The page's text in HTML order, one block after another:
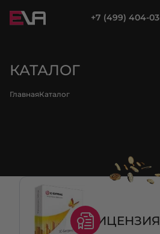
+7 (499) 404-
КАТАЛОГ
ГлавнаяКаталог
ЛИЦЕНЗИЯ